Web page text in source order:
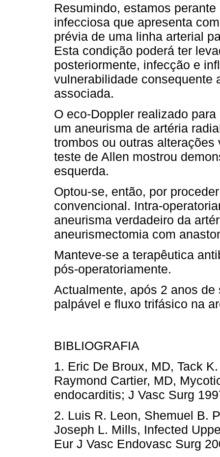
Resumindo, estamos
infecciosa que apresenta
prévia de uma linha arterial
Esta condição poderá ter
posteriormente, infecção e
vulnerabilidade consequente
associada.
O eco-Doppler realizado
um aneurisma de artéria
trombos ou outras
teste de Allen mostrou
esquerda.
Optou-se, então, por
convencional. Intra-
aneurisma verdadeiro da
aneurismectomia com
Manteve-se a terapêutica
pós-operatoriamente.
Actualmente, após 2 anos
palpável e fluxo trifásico na
BIBLIOGRAFIA
1. Eric De Broux, MD, Tack
Raymond Cartier, MD,
endocarditis; J Vasc Surg
2. Luis R. Leon, Shemuel B.
Joseph L. Mills, Infected
Eur J Vasc Endovasc